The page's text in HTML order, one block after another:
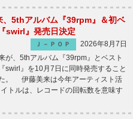
、5thアルバム『39rpm』＆初ベ
swirl』発売日決定
Ｊ－ＰＯＰ
2026年8月7日
が、5thアルバム『39rpm』とベスト
swirl』を10月7日に同時発売すること
。 伊藤美来は今年アーティスト活
トルは、レコードの回転数を意味す